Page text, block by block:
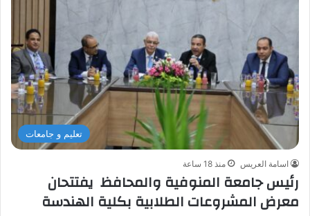
تعليم و جامعات
اسامة العريس منذ 18 ساعة
رئيس جامعة المنوفية والمحافظ يفتتحان
معرض المشروعات الطلابية بكلية الهندسة